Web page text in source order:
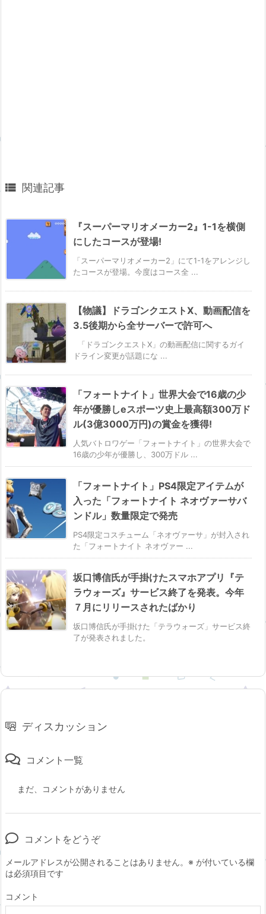
 関連記事
『スーパーマリオメーカー2』1-1を横側
にしたコースが登場!
「スーパーマリオメーカー2」にて1-1をアレンジし
たコースが登場。今度はコース全 ...
【物議】ドラゴンクエストX、動画配信を
3.5後期から全サーバーで許可へ
「ドラゴンクエストX」の動画配信に関するガイ
ドライン変更が話題にな ...
「フォートナイト」世界大会で16歳の少
年が優勝しeスポーツ史上最高額300万ド
ル(3億3000万円)の賞金を獲得!
人気バトロワゲー「フォートナイト」の世界大会で
16歳の少年が優勝し、300万ドル ...
「フォートナイト」PS4限定アイテムが
入った「フォートナイト ネオヴァーサバ
ンドル」数量限定で発売
PS4限定コスチューム「ネオヴァーサ」が封入され
た「フォートナイト ネオヴァー ...
坂口博信氏が手掛けたスマホアプリ『テ
ラウォーズ』サービス終了を発表。今年
７月にリリースされたばかり
坂口博信氏が手掛けた「テラウォーズ」サービス終
了が発表されました。
ディスカッション
コメント一覧
まだ、コメントがありません
コメントをどうぞ
メールアドレスが公開されることはありません。 ※ が付いている欄
は必須項目です
コメント